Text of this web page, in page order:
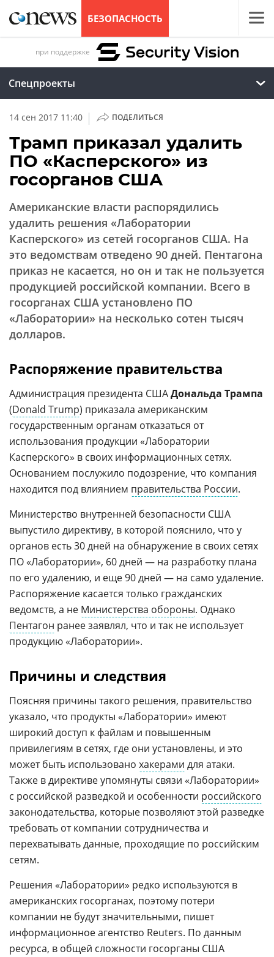
БЕЗОПАСНОСТЬ
при поддержке
Спецпроекты
14 сен 2017 11:40 | ПОДЕЛИТЬСЯ
Трамп приказал удалить
ПО «Касперского» из
госорганов США
Американские власти распорядились
удалить решения «Лаборатории
Касперского» из сетей госорганов США. На
это ведомствам отведено 90 дней. Пентагона
приказ не касается, но он и так не пользуется
продукцией российской компании. Всего в
госорганах США установлено ПО
«Лаборатории» на несколько сотен тысяч
долларов.
Распоряжение правительства
Администрация президента СШАДональда Трампа
(Donald Trump) приказала американским
государственным органам отказаться от
использования продукции «Лаборатории
Касперского» в своих информационных сетях.
Основанием послужило подозрение, что компания
находится под влиянием правительства России.
Министерство внутренней безопасности США
выпустило директиву, в которой пояснило, что у
органов есть 30 дней на обнаружение в своих сетях
ПО «Лаборатории», 60 дней — на разработку плана
по его удалению, и еще 90 дней — на само удаление.
Распоряжение касается только гражданских
ведомств, а не Министерства обороны. Однако
Пентагон ранее заявлял, что и так не использует
продукцию «Лаборатории».
Причины и следствия
Поясняя причины такого решения, правительство
указало, что продукты «Лаборатории» имеют
широкий доступ к файлам и повышенным
привилегиям в сетях, где они установлены, и это
может быть использовано хакерами для атаки.
Также в директиве упомянуты связи «Лаборатории»
с российской разведкой и особенности российского
законодательства, которые позволяют этой разведке
требовать от компании сотрудничества и
перехватывать данные, проходящие по российским
сетям.
Решения «Лаборатории» редко используются в
американских госорганах, поэтому потери
компании не будут значительными, пишет
информационное агентство Reuters. По данным
ресурса, в общей сложности госорганы США